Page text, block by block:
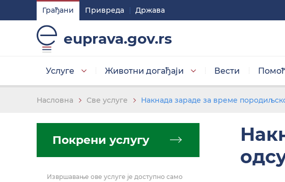
Грађани Привреда Држава
euprava.gov.rs
Услуге Животни догађаји Вести
Подешавaња
Изаберите стил приказа слова
Изаберите тему
Насловна Све услуге Накнада зараде за време РОК ЗА
Покрени услугу
Извршавање ове услуге је доступно само